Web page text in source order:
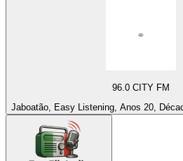
96.0 CITY FM
Jaboatão, Easy Listening, Anos 20,